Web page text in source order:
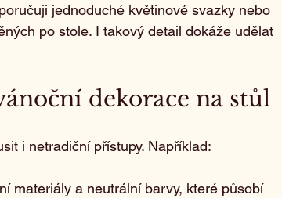
jednoduché květinové svazky nebo
po stole. I takový detail dokáže udělat
dekorace na stůl
i netradiční přístupy. Například:
materiály a neutrální barvy, které působí